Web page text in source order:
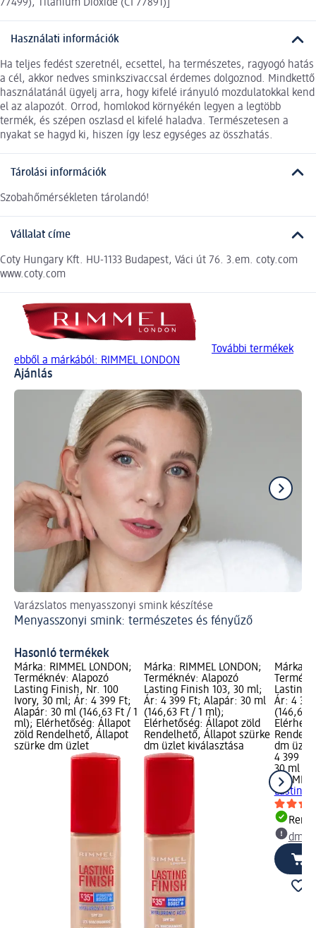
77499), Titanium Dioxide (CI 77891)]
Használati információk
Ha teljes fedést szeretnél, ecsettel, ha természetes, ragyogó hatás
a cél, akkor nedves sminkszivaccsal érdemes dolgoznod. Mindkettő
használatánál ügyelj arra, hogy kifelé irányuló mozdulatokkal kend
el az alapozót. Orrod, homlokod környékén legyen a legtöbb
termék, és szépen oszlasd el kifelé haladva. Természetesen a
nyakat se hagyd ki, hiszen így lesz egységes az összhatás.
Tárolási információk
Szobahőmérsékleten tárolandó!
Vállalat címe
Coty Hungary Kft. HU-1133 Budapest, Váci út 76. 3.em. coty.com
www.coty.com
További termékek
ebből a márkából: RIMMEL LONDON
Ajánlás
Varázslatos menyasszonyi smink készítése
Menyasszonyi smink: természetes és fényűző
Hasonló termékek
Márka: RIMMEL LONDON;
Terméknév: Alapozó
Lasting Finish, Nr. 100
Ivory, 30 ml; Ár: 4 399 Ft;
Alapár: 30 ml (146,63 Ft / 1
ml); Elérhetőség: Állapot
zöld Rendelhető, Állapot
szürke dm üzlet
Márka: RIMMEL LONDON;
Terméknév: Alapozó
Lasting Finish 103, 30 ml;
Ár: 4 399 Ft; Alapár: 30 ml
(146,63 Ft / 1 ml);
Elérhetőség: Állapot zöld
Rendelhető, Állapot szürke
dm üzlet kiválasztása
Márka:
Lasting
Ár: 4
(146,63
dm
4 399 Ft
30 ml
RIMMEL
Lasting
dm